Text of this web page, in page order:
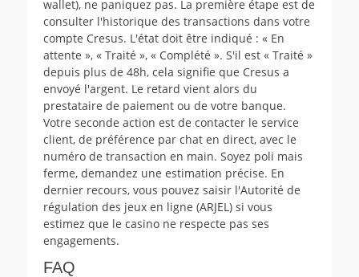
wallet), ne paniquez pas. La première étape est de
consulter l'historique des transactions dans votre
compte Cresus. L'état doit être indiqué : « En
attente », « Traité », « Complété ». S'il est « Traité »
depuis plus de 48h, cela signifie que Cresus a
envoyé l'argent. Le retard vient alors du
prestataire de paiement ou de votre banque.
Votre seconde action est de contacter le service
client, de préférence par chat en direct, avec le
numéro de transaction en main. Soyez poli mais
ferme, demandez une estimation précise. En
dernier recours, vous pouvez saisir l'Autorité de
régulation des jeux en ligne (ARJEL) si vous
estimez que le casino ne respecte pas ses
engagements.
FAQ